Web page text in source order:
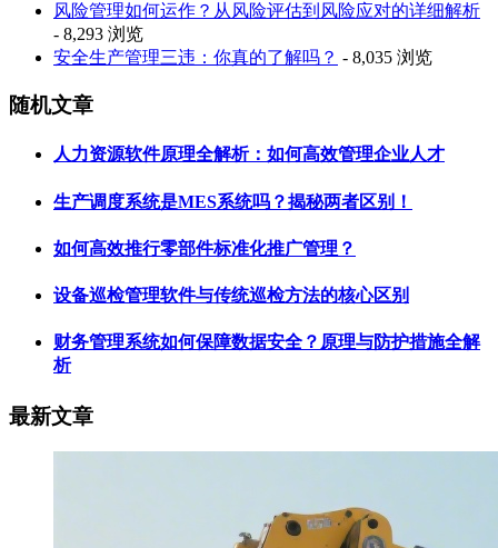
风险管理如何运作？从风险评估到风险应对的详细解析
- 8,293 浏览
安全生产管理三违：你真的了解吗？ - 8,035 浏览
随机文章
人力资源软件原理全解析：如何高效管理企业人才
生产调度系统是MES系统吗？揭秘两者区别！
如何高效推行零部件标准化推广管理？
设备巡检管理软件与传统巡检方法的核心区别
财务管理系统如何保障数据安全？原理与防护措施全解
析
最新文章